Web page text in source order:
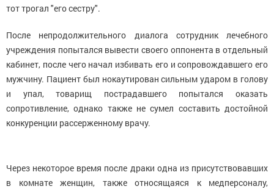
тот трогал "его сестру".
После непродолжительного диалога сотрудник лечебного
учреждения попытался вывести своего оппонента в отдельный
кабинет, после чего начал избивать его и сопровождавшего его
мужчину. Пациент был нокаутирован сильным ударом в голову
и упал, товарищ пострадавшего попытался оказать
сопротивление, однако также не сумел составить достойной
конкуренции рассерженному врачу.
Через некоторое время после драки одна из присутствовавших
в комнате женщин, также относящаяся к медперсоналу,